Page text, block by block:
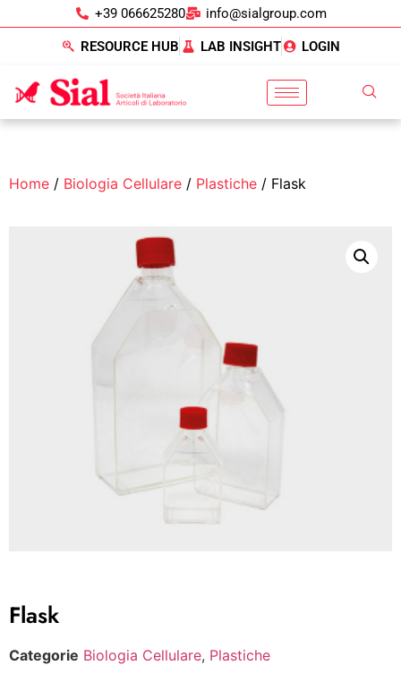
+39 066625280 info@sialgroup.com
RESOURCE HUB LAB INSIGHT LOGIN
Home / Biologia Cellulare / Plastiche / Flask
Flask
Categorie Biologia Cellulare, Plastiche